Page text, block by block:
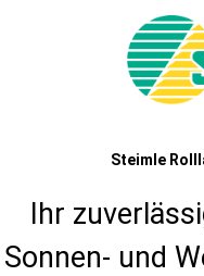
Steimle
Ihr
Sonnen- und